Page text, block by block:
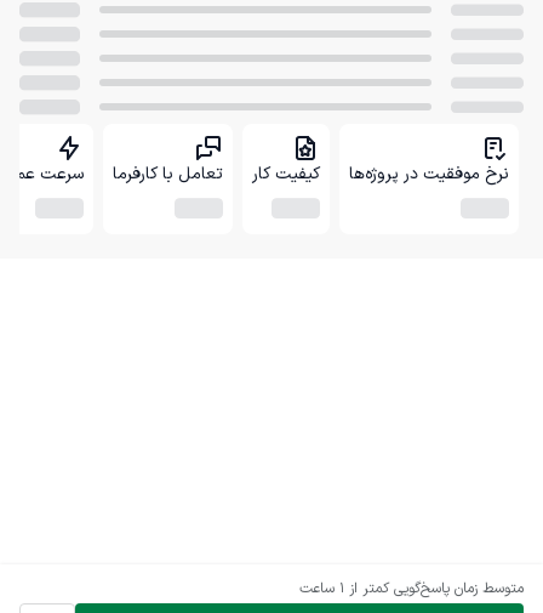
متوسط زمان پاسخ‌گویی کمتر از 1 ساعت
نرخ موفقیت در پروژه‌ها کیفیت کار تعامل با کارفرما سرعت عمل